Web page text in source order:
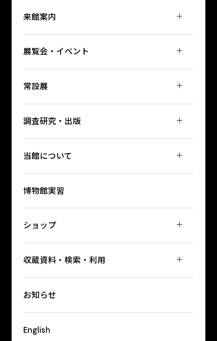
来館案内
展覧会・イベント
常設展
調査研究・出版
当館について
博物館実習
ショップ
収蔵資料・検索・利用
お知らせ
English